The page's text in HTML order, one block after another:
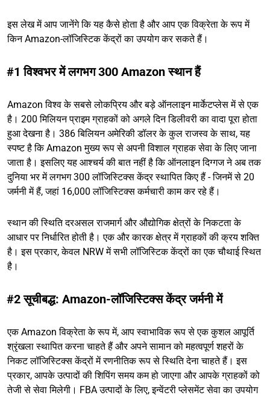
इस लेख में आप जानेंगे कि यह कैसे होता है और आप एक विक्रेता के रूप में
किन Amazon-लॉजिस्टिक केंद्रों का उपयोग कर सकते हैं।
#1 विश्वभर में लगभग 300 Amazon स्थान हैं
Amazon विश्व के सबसे लोकप्रिय और बड़े ऑनलाइन मार्केटप्लेस में से एक
है। 200 मिलियन प्राइम ग्राहकों को अगले दिन डिलीवरी का वादा पूरा होता
हुआ देखना है। 386 बिलियन अमेरिकी डॉलर के कुल राजस्व के साथ, यह
स्पष्ट है कि Amazon मुख्य रूप से अपनी विशाल ग्राहक सेवा के लिए जाना
जाता है। इसलिए यह आश्चर्य की बात नहीं है कि ऑनलाइन दिग्गज ने अब तक
दुनिया भर में लगभग 300 लॉजिस्टिक्स केंद्र स्थापित किए हैं - जिनमें से 20
जर्मनी में हैं, जहां 16,000 लॉजिस्टिक्स कर्मचारी काम कर रहे हैं।
स्थान की स्थिति दरअसल राजमार्ग और औद्योगिक क्षेत्रों के निकटता के
आधार पर निर्धारित होती है। एक और कारक क्षेत्र में ग्राहकों की क्रय शक्ति
है। इस प्रकार, केवल NRW में सभी लॉजिस्टिक केंद्रों का एक चौथाई स्थित
है।
#2 सूचीबद्ध: Amazon-लॉजिस्टिक्स केंद्र जर्मनी में
एक Amazon विक्रेता के रूप में, आप स्वाभाविक रूप से एक कुशल आपूर्ति
श्रृंखला स्थापित करना चाहते हैं और अपने सामान को महत्वपूर्ण शहरों के
निकट लॉजिस्टिक्स केंद्रों में रणनीतिक रूप से स्थिति देना चाहते हैं। इस
प्रकार, आपके उत्पादों की शिपिंग समय कम हो जाएगा और आपके ग्राहकों को
तेजी से सेवा मिलेगी। FBA उत्पादों के लिए, इन्वेंटरी प्लेसमेंट सेवा का उपयोग